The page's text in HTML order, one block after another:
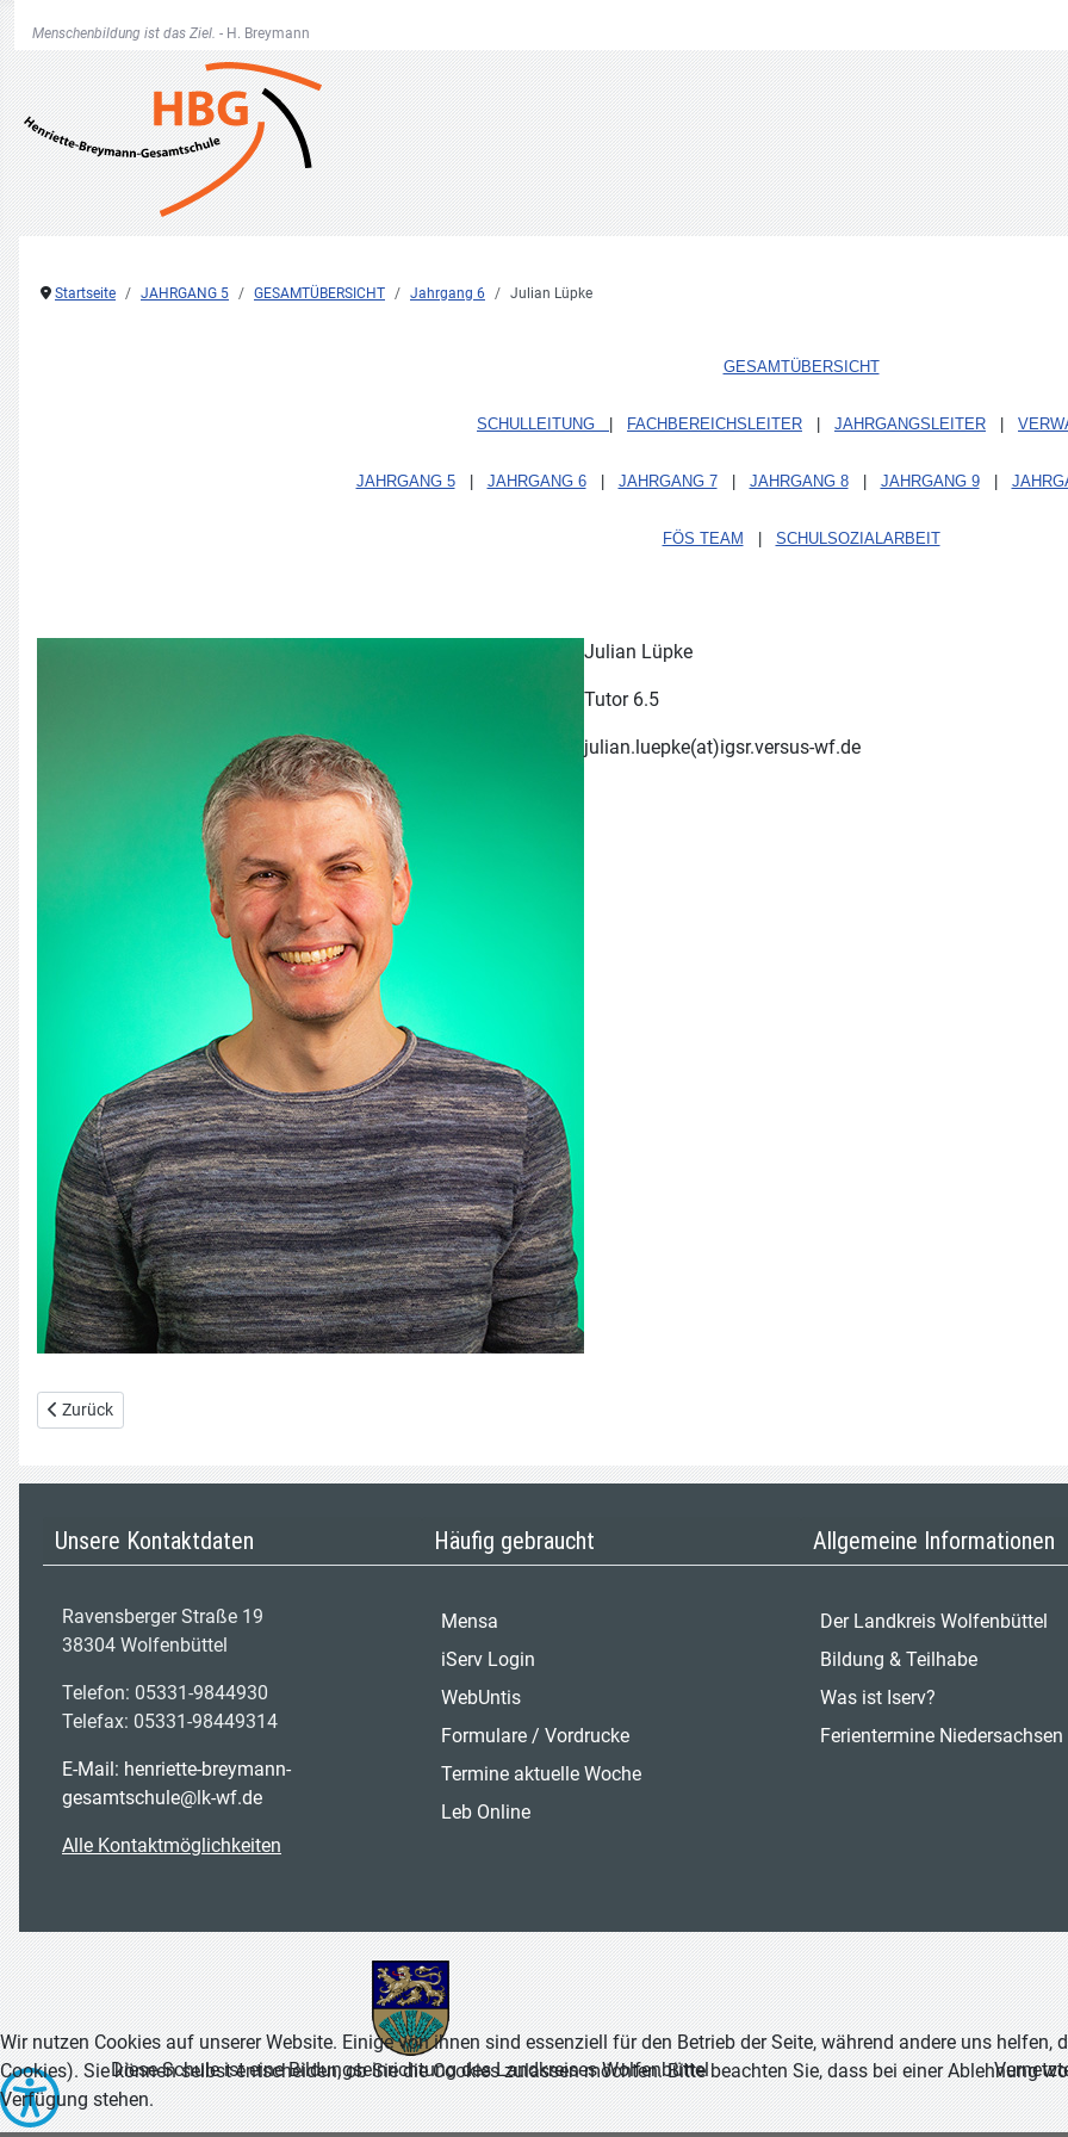
Menschenbildung ist das Ziel. - H. Breymann
Startseite JAHRGANG 5 GESAMTÜBERSICHT Jahrgang 6 Julian Lüpke
GESAMTÜBERSICHT
SCHULLEITUNG FACHBEREICHSLEITER JAHRGANGSLEITER
JAHRGANG 5| JAHRGANG 6| JAHRGANG 7| JAHRGANG 8| JAHRGANG 9|
FÖS TEAM SCHULSOZIALARBEIT
Julian Lüpke
Tutor 6.5
julian.luepke(at)igsr.versus-wf.de
Vorheriger Beitrag: Paula Schuseil
Zurück
Unsere Kontaktdaten
Ravensberger Straße 19
38304 Wolfenbüttel
Telefon: 05331-9844930
Telefax: 05331-98449314
E-Mail: henriette-breymann-
gesamtschule@lk-wf.de
Alle Kontaktmöglichkeiten
Häufig gebraucht
Mensa
iServ Login
WebUntis
Formulare / Vordrucke
Termine aktuelle Woche
Leb Online
Allgemeine Informationen
Der Landkreis Wolfenbüttel
Bildung & Teilhabe
Was ist Iserv?
Ferientermine Niedersachsen
Diese Schule ist eine Bildungseinrichtung des Landkreises Wolfenbüttel
Wir nutzen Cookies auf unserer Website. Einige von ihnen sind essenziell für den Betrieb der Seite, während andere uns
Cookies). Sie können selbst entscheiden, ob Sie die Cookies zulassen möchten. Bitte beachten Sie, dass bei einer Ablehnung
Verfügung stehen.